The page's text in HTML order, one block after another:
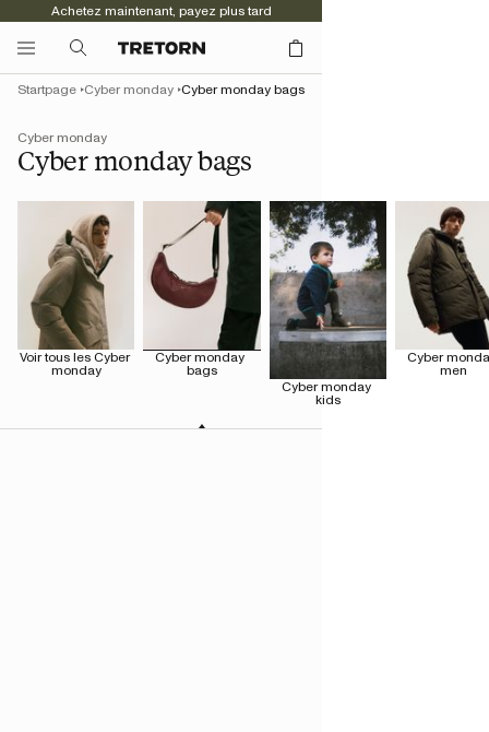
Achetez maintenant, payez plus tard
Cyber monday
Cyber monday bags
Startpage Cyber monday Cyber monday bags
Voir tous les Cyber
monday
Cyber monday
bags
Cyber monday
kids
Cyber
men